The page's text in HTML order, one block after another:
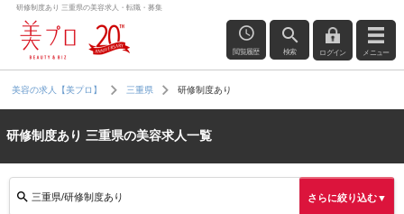
研修制度あり 三重県の美容求人・転職・募集
閲覧履歴 検索 ログイン メニュー
美容の求人【美プロ】 三重県 研修制度あり
研修制度あり 三重県の美容求人一覧
三重県/研修制度あり さらに絞り込む▼